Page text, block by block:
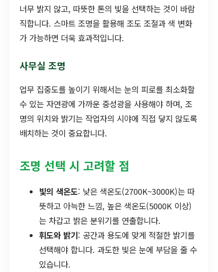
너무 밝지 않고, 따뜻한 톤의 빛을 선택하는 것이 바람
직합니다. 스마트 조명을 활용해 조도 조절과 색 변화
가 가능하면 더욱 효과적입니다.
사무실 조명
업무 집중도를 높이기 위해서는 눈의 피로를 최소화할
수 있는 자연광에 가까운 중성광을 사용해야 하며, 조
명의 위치와 밝기는 작업자의 시야에 직접 닿지 않도록
배치하는 것이 중요합니다.
조명 선택 시 고려할 점
빛의 색온도: 낮은 색온도(2700K~3000K)는 따
뜻하고 아늑한 느낌, 높은 색온도(5000K 이상)
는 차갑고 밝은 분위기를 연출합니다.
휘도와 밝기: 공간과 용도에 맞게 적절한 밝기를
선택해야 합니다. 과도한 빛은 눈에 부담을 줄 수
있습니다.